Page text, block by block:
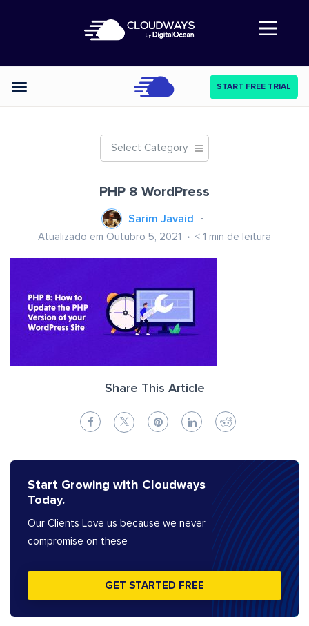
Abre a navegação
Categories START FREE TRIAL
Select Category
PHP 8 WordPress
Sarim Javaid
Atualizado em Outubro 5, 2021 < 1 min de leitura
Share This Article
Start Growing with Cloudways
Today.
Our Clients Love us because we never
compromise on these
GET STARTED FREE